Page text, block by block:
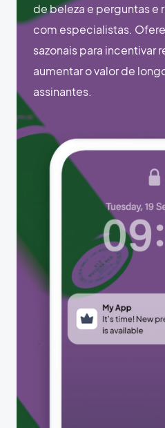
de beleza e perguntas e
com especialistas.
sazonais para incentivar
aumentar o valor de
assinantes.